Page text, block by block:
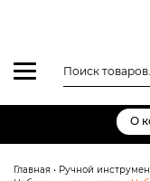
товаров
О
Главная • Ручной